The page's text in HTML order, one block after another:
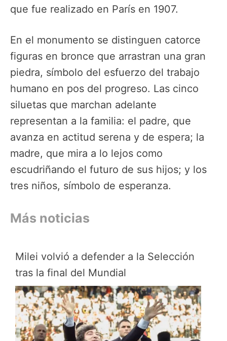
que fue realizado en París en 1907.
En el monumento se distinguen catorce
figuras en bronce que arrastran una gran
piedra, símbolo del esfuerzo del trabajo
humano en pos del progreso. Las cinco
siluetas que marchan adelante
representan a la familia: el padre, que
avanza en actitud serena y de espera; la
madre, que mira a lo lejos como
escudriñando el futuro de sus hijos; y los
tres niños, símbolo de esperanza.
Más noticias
Milei volvió a defender a la Selección
tras la final del Mundial